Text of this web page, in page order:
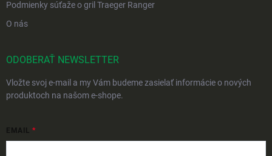
Podmienky súťaže o gril Traeger Ranger
O nás
ODOBERAŤ NEWSLETTER
Vložte svoj e-mail a my Vám budeme zasielať informácie o nových
produktoch na našom e-shope.
EMAIL